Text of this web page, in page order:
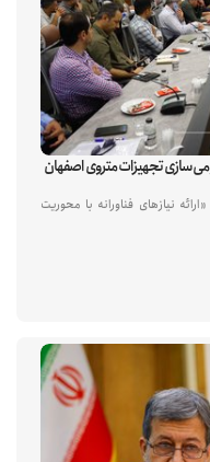
تجهیزات متروی اصفهان
نیازهای فناورانه با محوریت